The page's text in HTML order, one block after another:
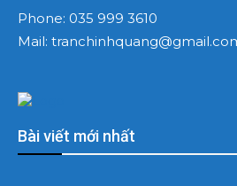
Bài viết mới nhất
Phone: 035 999 3610
Mail: